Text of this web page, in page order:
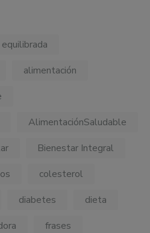
alimentación
AlimentaciónSaludable
Bienestar Integral
colesterol
diabetes
dieta
frases